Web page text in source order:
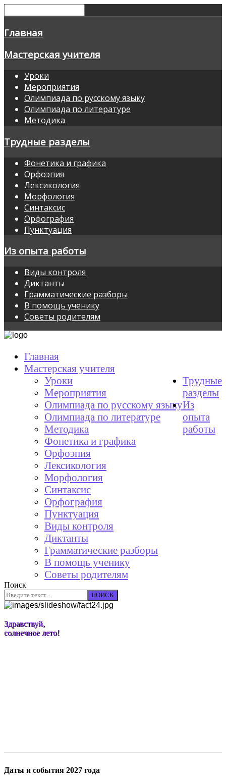
Главная
Мастерская учителя
Уроки
Мероприятия
Олимпиада по русскому языку
Олимпиада по литературе
Методика
Трудные разделы
Фонетика и графика
Орфоэпия
Лексикология
Морфология
Синтаксис
Орфография
Пунктуация
Из опыта работы
Виды контроля
Диктанты
Грамматические разборы
В помощь ученику
Советы родителям
Главная
Мастерская учителя
Уроки
Мероприятия
Олимпиада по русскому языку
Олимпиада по литературе
Методика
Трудные
разделы
Фонетика и графика
Орфоэпия
Лексикология
Морфология
Синтаксис
Орфография
Пунктуация
Из
опыта
работы
Виды контроля
Диктанты
Грамматические разборы
В помощь ученику
Советы родителям
Поиск
ПОИСК
Здравствуй,
солнечное лето!
Даты и события 2027 года